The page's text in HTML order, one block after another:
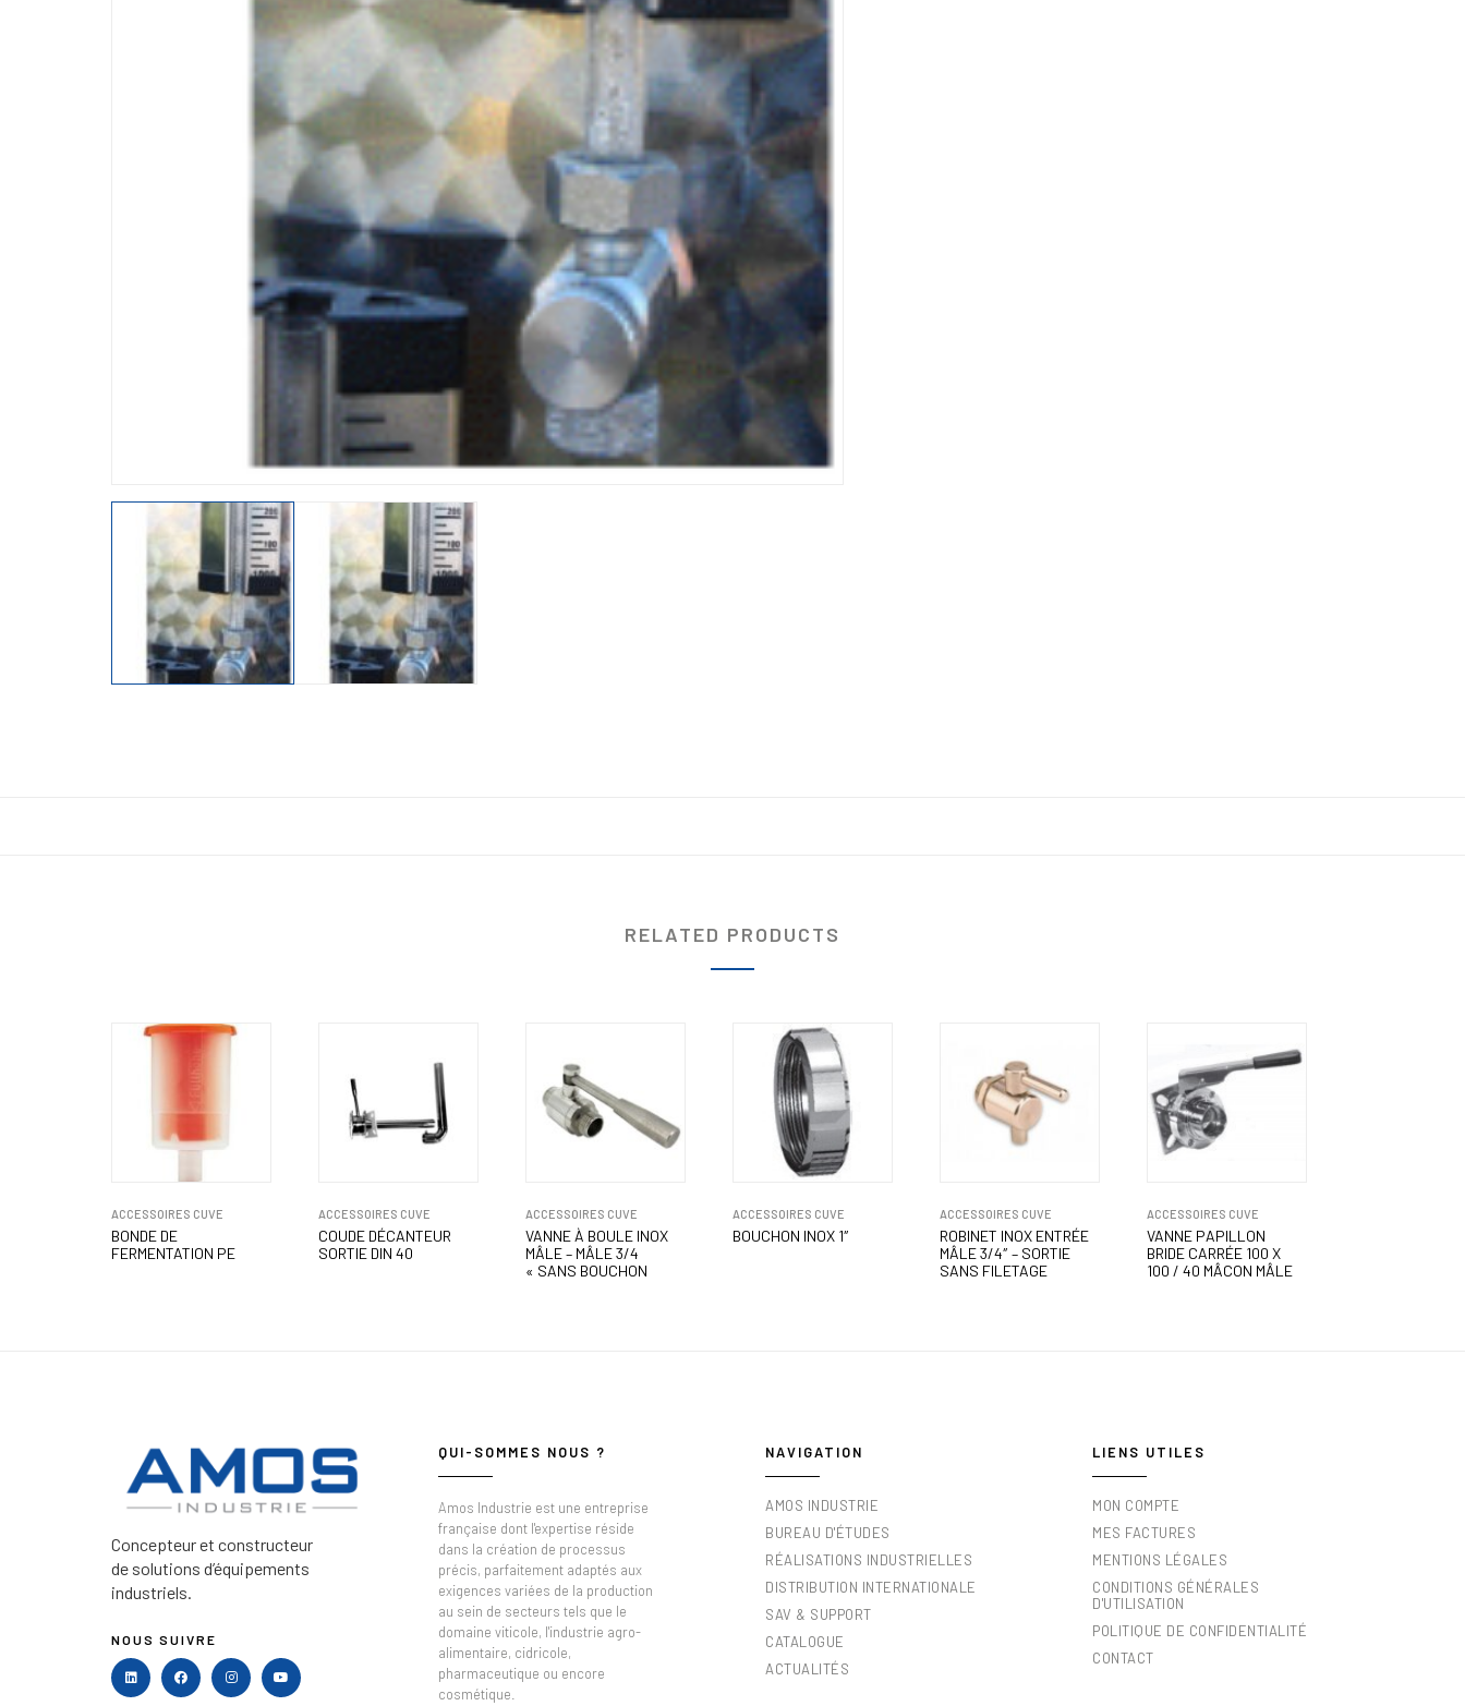
RELATED PRODUCTS
ACCESSOIRES CUVE
BONDE DE
FERMENTATION PE
ACCESSOIRES CUVE
COUDE DÉCANTEUR
SORTIE DIN 40
ACCESSOIRES CUVE
VANNE À BOULE INOX
MÂLE – MÂLE 3/4
« SANS BOUCHON
ACCESSOIRES CUVE
BOUCHON INOX 1″
ACCESSOIRES CUVE
ROBINET INOX ENTRÉE
MÂLE 3/4″ – SORTIE
SANS FILETAGE
ACCESSOIRES CUVE
VANNE PAPILLON
BRIDE CARRÉE 100 X
100 / 40 MÂCON MÂLE
Concepteur et constructeur
de solutions d’équipements
industriels.
NOUS SUIVRE
QUI-SOMMES NOUS ?
Amos Industrie est une entreprise
française dont l'expertise réside
dans la création de processus
précis, parfaitement adaptés aux
exigences variées de la production
au sein de secteurs tels que le
domaine viticole, l'industrie agro-
alimentaire, cidricole,
pharmaceutique ou encore
cosmétique.
NAVIGATION
AMOS INDUSTRIE
BUREAU D'ÉTUDES
RÉALISATIONS INDUSTRIELLES
DISTRIBUTION INTERNATIONALE
SAV & SUPPORT
CATALOGUE
ACTUALITÉS
LIENS UTILES
MON COMPTE
MES FACTURES
MENTIONS LÉGALES
CONDITIONS GÉNÉRALES
D'UTILISATION
POLITIQUE DE CONFIDENTIALITÉ
CONTACT